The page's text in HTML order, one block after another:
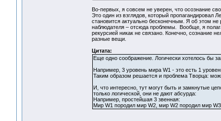
Во-первых, я совсем не уверен, что осознание
Это один из взглядов, который пропагандировал
становится актуально бесконечным. Я об этом
наблюдателя – отсюда проблемы. Вообще, я
рекурсией никак не связано. Конечно, сознание
разные вещи.
Цитата:
Еще одно соображение. Логически хотелось бы
Например, 3 уровень мира W1 - это есть 1
Таким образом решается и проблема Творца:
И, что интересно, тут могут быть и замкнутые
только логической, они не дают абсурда:
Например, простейшая 3 звенная:
Мир W1 породил мир W2, мир W2 породил мир